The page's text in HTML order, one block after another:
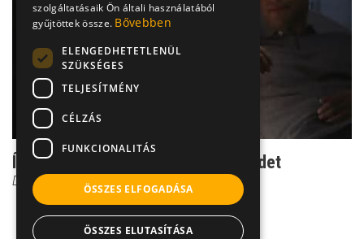
Így teszi tönkre a fogad az ízületeidet
Dr. Knoll Zsolt PhD
szolgáltatásaik Ön általi használatából
gyűjtöttek össze. Bővebben
ELENGEDHETETLENÜL
SZÜKSÉGES
TELJESÍTMÉNY
CÉLZÁS
FUNKCIONALITÁS
ÖSSZES ELFOGADÁSA
ÖSSZES ELUTASÍTÁSA